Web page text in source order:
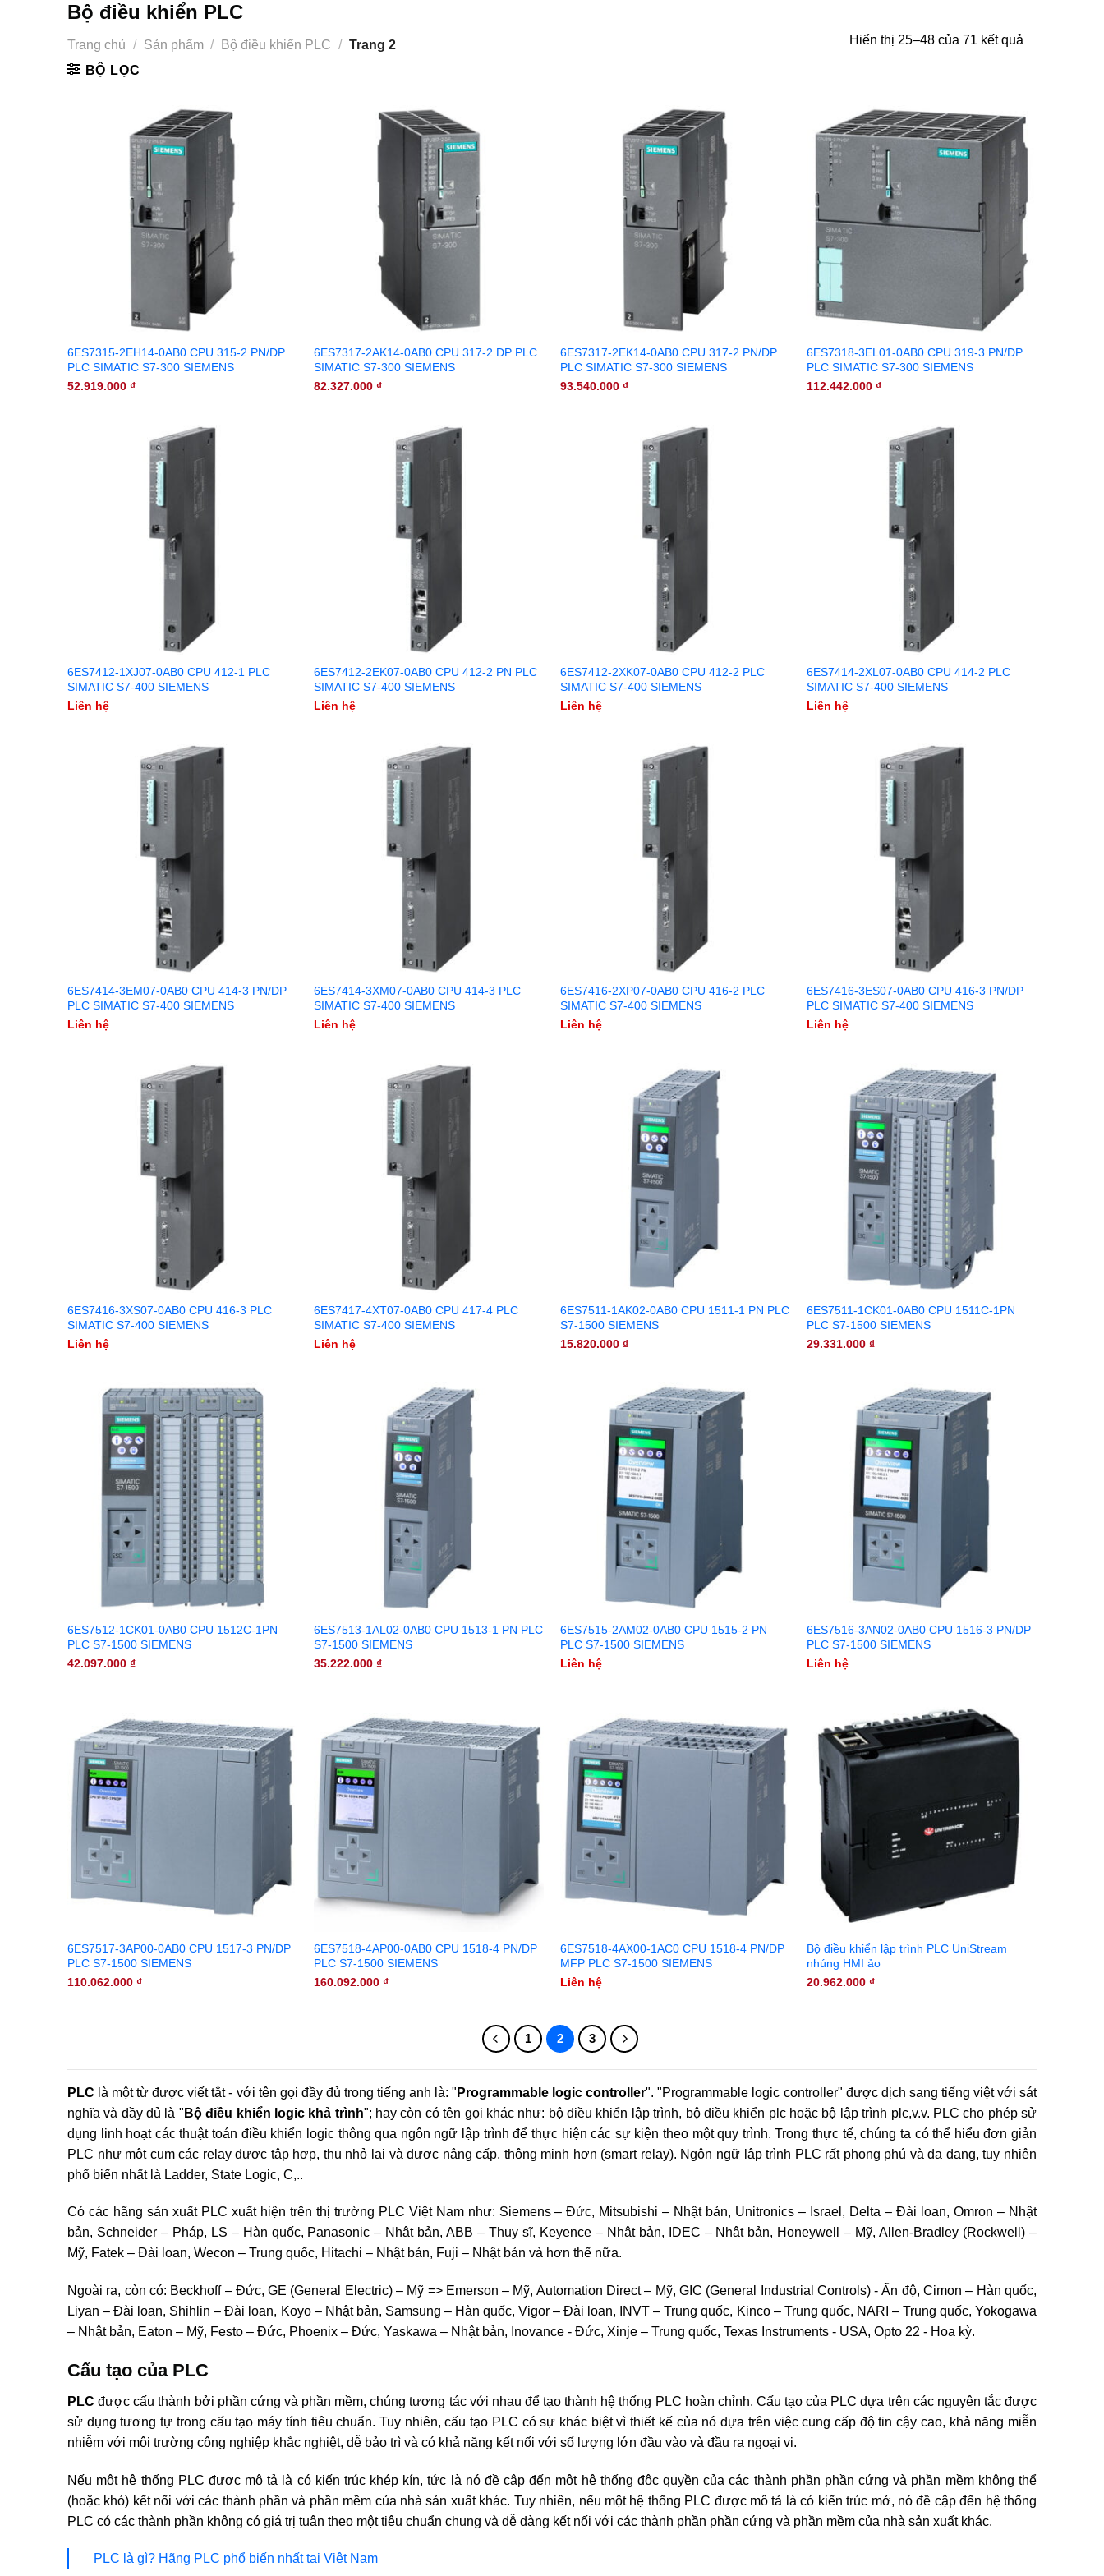
Bộ điều khiển PLC
Trang chủ / Sản phẩm / Bộ điều khiển PLC / Trang 2
BỘ LỌC
Hiển thị 25–48 của 71 kết quả
6ES7315-2EH14-0AB0 CPU 315-2 PN/DP
PLC SIMATIC S7-300 SIEMENS
52.919.000 ₫
6ES7317-2AK14-0AB0 CPU 317-2 DP PLC
SIMATIC S7-300 SIEMENS
82.327.000 ₫
6ES7317-2EK14-0AB0 CPU 317-2 PN/DP
PLC SIMATIC S7-300 SIEMENS
93.540.000 ₫
6ES7318-3EL01-0AB0 CPU 319-3 PN/DP
PLC SIMATIC S7-300 SIEMENS
112.442.000 ₫
6ES7412-1XJ07-0AB0 CPU 412-1 PLC
SIMATIC S7-400 SIEMENS
Liên hệ
6ES7412-2EK07-0AB0 CPU 412-2 PN PLC
SIMATIC S7-400 SIEMENS
Liên hệ
6ES7412-2XK07-0AB0 CPU 412-2 PLC
SIMATIC S7-400 SIEMENS
Liên hệ
6ES7414-2XL07-0AB0 CPU 414-2 PLC
SIMATIC S7-400 SIEMENS
Liên hệ
6ES7414-3EM07-0AB0 CPU 414-3 PN/DP
PLC SIMATIC S7-400 SIEMENS
Liên hệ
6ES7414-3XM07-0AB0 CPU 414-3 PLC
SIMATIC S7-400 SIEMENS
Liên hệ
6ES7416-2XP07-0AB0 CPU 416-2 PLC
SIMATIC S7-400 SIEMENS
Liên hệ
6ES7416-3ES07-0AB0 CPU 416-3 PN/DP
PLC SIMATIC S7-400 SIEMENS
Liên hệ
6ES7416-3XS07-0AB0 CPU 416-3 PLC
SIMATIC S7-400 SIEMENS
Liên hệ
6ES7417-4XT07-0AB0 CPU 417-4 PLC
SIMATIC S7-400 SIEMENS
Liên hệ
6ES7511-1AK02-0AB0 CPU 1511-1 PN PLC
S7-1500 SIEMENS
15.820.000 ₫
6ES7511-1CK01-0AB0 CPU 1511C-1PN
PLC S7-1500 SIEMENS
29.331.000 ₫
6ES7512-1CK01-0AB0 CPU 1512C-1PN
PLC S7-1500 SIEMENS
42.097.000 ₫
6ES7513-1AL02-0AB0 CPU 1513-1 PN PLC
S7-1500 SIEMENS
35.222.000 ₫
6ES7515-2AM02-0AB0 CPU 1515-2 PN
PLC S7-1500 SIEMENS
Liên hệ
6ES7516-3AN02-0AB0 CPU 1516-3 PN/DP
PLC S7-1500 SIEMENS
Liên hệ
6ES7517-3AP00-0AB0 CPU 1517-3 PN/DP
PLC S7-1500 SIEMENS
110.062.000 ₫
6ES7518-4AP00-0AB0 CPU 1518-4 PN/DP
PLC S7-1500 SIEMENS
160.092.000 ₫
6ES7518-4AX00-1AC0 CPU 1518-4 PN/DP
MFP PLC S7-1500 SIEMENS
Liên hệ
Bộ điều khiển lập trình PLC UniStream
nhúng HMI ảo
20.962.000 ₫
1 2 3
PLC là một từ được viết tắt - với tên gọi đầy đủ trong tiếng anh là: " Programmable logic controller". "Programmable logic controller" được dịch sang tiếng việt với sát
nghĩa và đầy đủ là " Bộ điều khiển logic khả trình"; hay còn có tên gọi khác như: bộ điều khiển lập trình, bộ điều khiển plc hoặc bộ lập trình plc,v.v. PLC cho phép sử
dụng linh hoạt các thuật toán điều khiển logic thông qua ngôn ngữ lập trình để thực hiện các sự kiện theo một quy trình. Trong thực tế, chúng ta có thể hiểu đơn giản
PLC như một cụm các relay được tập hợp, thu nhỏ lại và được nâng cấp, thông minh hơn (smart relay). Ngôn ngữ lập trình PLC rất phong phú và đa dạng, tuy nhiên
phổ biến nhất là Ladder, State Logic, C,..
Có các hãng sản xuất PLC xuất hiện trên thị trường PLC Việt Nam như: Siemens – Đức, Mitsubishi – Nhật bản, Unitronics – Israel, Delta – Đài loan, Omron – Nhật
bản, Schneider – Pháp, LS – Hàn quốc, Panasonic – Nhật bản, ABB – Thụy sĩ, Keyence – Nhật bản, IDEC – Nhật bản, Honeywell – Mỹ, Allen-Bradley (Rockwell) –
Mỹ, Fatek – Đài loan, Wecon – Trung quốc, Hitachi – Nhật bản, Fuji – Nhật bản và hơn thế nữa.
Ngoài ra, còn có: Beckhoff – Đức, GE (General Electric) – Mỹ => Emerson – Mỹ, Automation Direct – Mỹ, GIC (General Industrial Controls) - Ấn độ, Cimon – Hàn quốc,
Liyan – Đài loan, Shihlin – Đài loan, Koyo – Nhật bản, Samsung – Hàn quốc, Vigor – Đài loan, INVT – Trung quốc, Kinco – Trung quốc, NARI – Trung quốc, Yokogawa
– Nhật bản, Eaton – Mỹ, Festo – Đức, Phoenix – Đức, Yaskawa – Nhật bản, Inovance - Đức, Xinje – Trung quốc, Texas Instruments - USA, Opto 22 - Hoa kỳ.
Cấu tạo của PLC
PLC được cấu thành bởi phần cứng và phần mềm, chúng tương tác với nhau để tạo thành hệ thống PLC hoàn chỉnh. Cấu tạo của PLC dựa trên các nguyên tắc được
sử dụng tương tự trong cấu tạo máy tính tiêu chuẩn. Tuy nhiên, cấu tạo PLC có sự khác biệt vì thiết kế của nó dựa trên việc cung cấp độ tin cậy cao, khả năng miễn
nhiễm với môi trường công nghiệp khắc nghiệt, dễ bảo trì và có khả năng kết nối với số lượng lớn đầu vào và đầu ra ngoại vi.
Nếu một hệ thống PLC được mô tả là có kiến ​​trúc khép kín, tức là nó đề cập đến một hệ thống độc quyền của các thành phần phần cứng và phần mềm không thể
(hoặc khó) kết nối với các thành phần và phần mềm của nhà sản xuất khác. Tuy nhiên, nếu một hệ thống PLC được mô tả là có kiến ​​trúc mở, nó đề cập đến hệ thống
PLC có các thành phần không có giá trị tuân theo một tiêu chuẩn chung và dễ dàng kết nối với các thành phần phần cứng và phần mềm của nhà sản xuất khác.
PLC là gì? Hãng PLC phổ biến nhất tại Việt Nam